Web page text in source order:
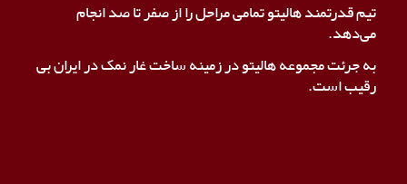
تیم قدرتمند هالیتو تمامی مراحل را از صفر تا صد انجام
می‌دهد.
به جرئت مجموعه هالیتو در زمینه ساخت غار نمک در ایران بی
رقیب است.